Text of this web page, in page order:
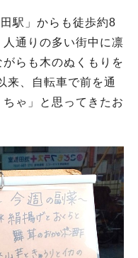
駅」からも徒歩約8
通りの多い街中に凛
らも木のぬくもりを
来、自転車で前を通
ゃ」と思ってきたお